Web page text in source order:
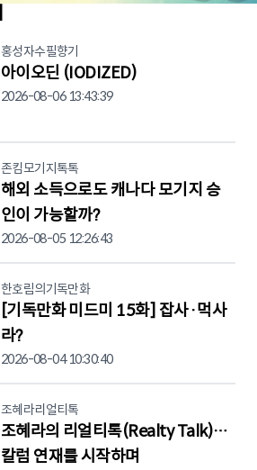
홍성자수필향기
아이오딘 (IODIZED)
2026-08-06 13:43:39
존킴모기지톡톡
해외 소득으로도 캐나다 모기지 승
인이 가능할까?
2026-08-05 12:26:43
한호림의기독만화
[기독만화 미드미 15화] 잡사·먹사
라?
2026-08-04 10:30:40
조혜라리얼티톡
조혜라의 리얼티톡(Realty Talk)…
칼럼 연재를 시작하며